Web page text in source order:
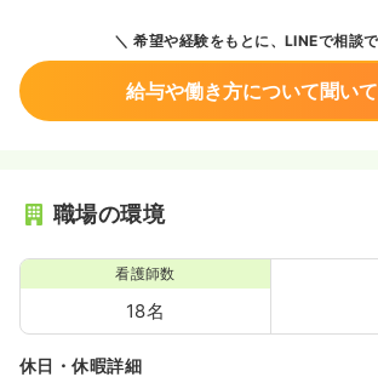
希望や経験をもとに、LINEで相談
給与や働き方について聞い
職場の環境
看護師数
18名
休日・休暇詳細